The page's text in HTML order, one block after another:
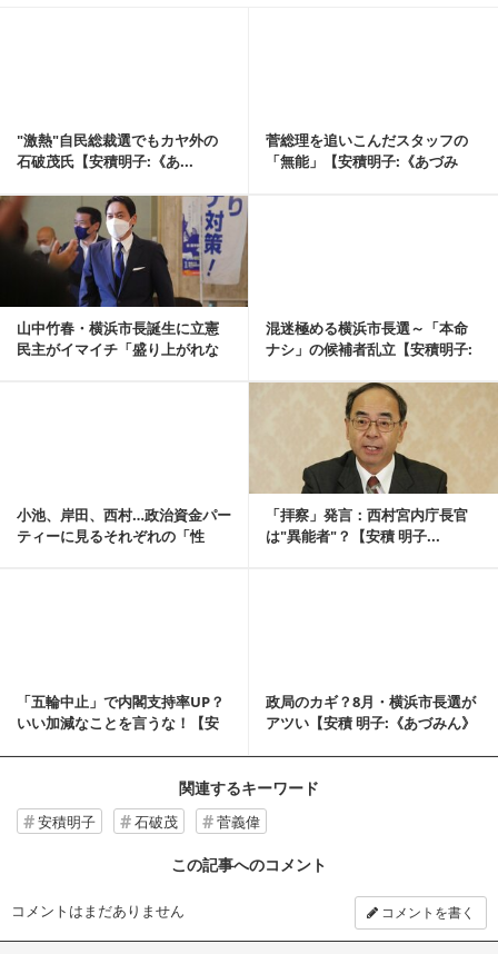
"激熱"自民総裁選でもカヤ外の
石破茂氏【安積明子:《あ...
菅総理を追いこんだスタッフの
「無能」【安積明子:《あづみ
山中竹春・横浜市長誕生に立憲
民主がイマイチ「盛り上がれな
混迷極める横浜市長選～「本命
ナシ」の候補者乱立【安積明子:
記事を読む
小池、岸田、西村…政治資金パー
ティーに見るそれぞれの「性
「拝察」発言：西村宮内庁長官
は"異能者"？【安積 明子...
「五輪中止」で内閣支持率UP？
いい加減なことを言うな！【安
政局のカギ？8月・横浜市長選が
アツい【安積 明子:《あづみん》
関連するキーワード
安積明子 石破茂 菅義偉
この記事へのコメント
コメントはまだありません コメントを書く